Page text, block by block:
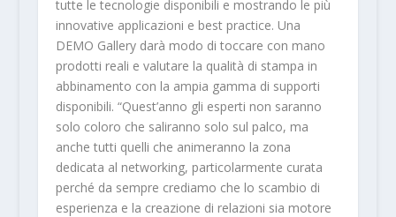
tutte le tecnologie disponibili e mostrando le più
innovative applicazioni e best practice. Una
DEMO Gallery darà modo di toccare con mano
prodotti reali e valutare la qualità di stampa in
abbinamento con la ampia gamma di supporti
disponibili. “Quest’anno gli esperti non saranno
solo coloro che saliranno solo sul palco, ma
anche tutti quelli che animeranno la zona
dedicata al networking, particolarmente curata
perché da sempre crediamo che lo scambio di
esperienza e la creazione di relazioni sia motore